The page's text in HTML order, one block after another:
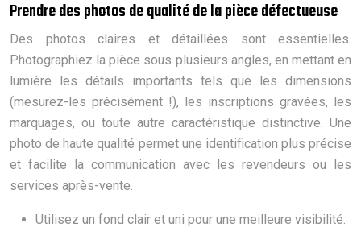
Prendre des photos de qualité de la pièce défectueuse
Des photos claires et détaillées sont essentielles.
Photographiez la pièce sous plusieurs angles, en mettant en
lumière les détails importants tels que les dimensions
(mesurez-les précisément !), les inscriptions gravées, les
marquages, ou toute autre caractéristique distinctive. Une
photo de haute qualité permet une identification plus précise
et facilite la communication avec les revendeurs ou les
services après-vente.
Utilisez un fond clair et uni pour une meilleure visibilité.